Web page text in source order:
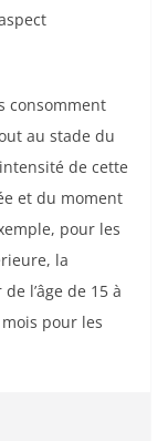
consomment
au stade du
de cette
et du moment
pour les
la
l’âge de 15 à
pour les